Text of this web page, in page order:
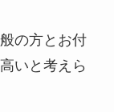
の方とお付
いと考えら